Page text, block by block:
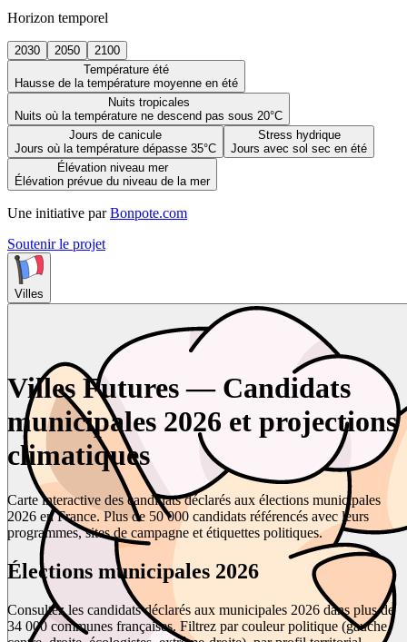
Horizon temporel
2030 2050
2100
Température été
Hausse de la température moyenne en été
Nuits tropicales
Nuits où la température ne descend pas sous 20°C
Jours de canicule
Jours où la température dépasse 35°C
Stress hydrique
Jours avec sol sec en été
Élévation niveau mer
Élévation prévue du niveau de la mer
Une initiative par Bonpote.com
Soutenir le projet
Villes
Villes Futures — Candidats
municipales 2026 et projections
climatiques
Carte interactive des candidats déclarés aux élections municipales
2026 en France. Plus de 50 000 candidats référencés avec leurs
programmes, sites de campagne et étiquettes politiques.
Élections municipales 2026
Consultez les candidats déclarés aux municipales 2026 dans plus de
34 000 communes françaises. Filtrez par couleur politique (gauche,